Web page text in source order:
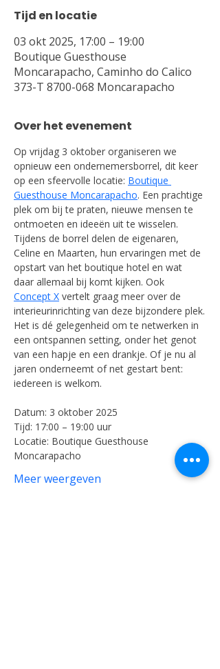
Tijd en locatie
03 okt 2025, 17:00 – 19:00
Boutique Guesthouse
Moncarapacho, Caminho do Calico
373-T 8700-068 Moncarapacho
Over het evenement
Op vrijdag 3 oktober organiseren we
opnieuw een ondernemersborrel, dit keer
op een sfeervolle locatie: Boutique
Guesthouse Moncarapacho. Een prachtige
plek om bij te praten, nieuwe mensen te
ontmoeten en ideeën uit te wisselen.
Tijdens de borrel delen de eigenaren,
Celine en Maarten, hun ervaringen met de
opstart van het boutique hotel en wat
daar allemaal bij komt kijken. Ook
Concept X vertelt graag meer over de
interieurinrichting van deze bijzondere plek.
Het is dé gelegenheid om te netwerken in
een ontspannen setting, onder het genot
van een hapje en een drankje. Of je nu al
jaren onderneemt of net gestart bent:
iedereen is welkom.
Datum: 3 oktober 2025
Tijd: 17:00 – 19:00 uur
Locatie: Boutique Guesthouse
Moncarapacho
Meer weergeven